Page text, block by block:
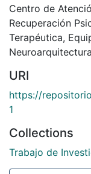
Centro de
Recuperación
Terapéutica,
Neuroarquitectura
URI
https://
1
Collections
Trabajo de